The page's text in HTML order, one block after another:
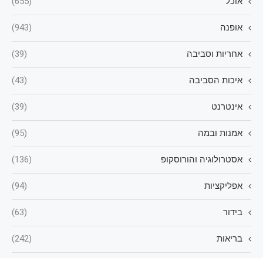
אופנה (943)
אחריות וסביבה (39)
איכות הסביבה (43)
אינטרנט (39)
אמנות ובמה (95)
אסטרולוגיה והורוסקופ (136)
אפליקציות (94)
בידור (63)
בריאות (242)